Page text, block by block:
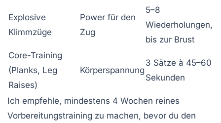
Explosive
Klimmzüge
Power für den
Zug
5–8
Wiederholungen,
bis zur Brust
Core-Training
(Planks, Leg
Raises)
Körperspannung
3 Sätze à 45–60
Sekunden
Ich empfehle, mindestens 4 Wochen reines
Vorbereitungstraining zu machen, bevor du den